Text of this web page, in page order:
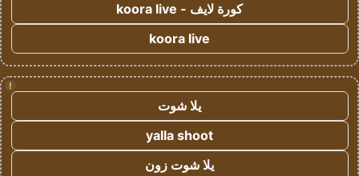
كورة لايف - koora live
koora live
!
يلا شوت
yalla shoot
يلا شوت زون